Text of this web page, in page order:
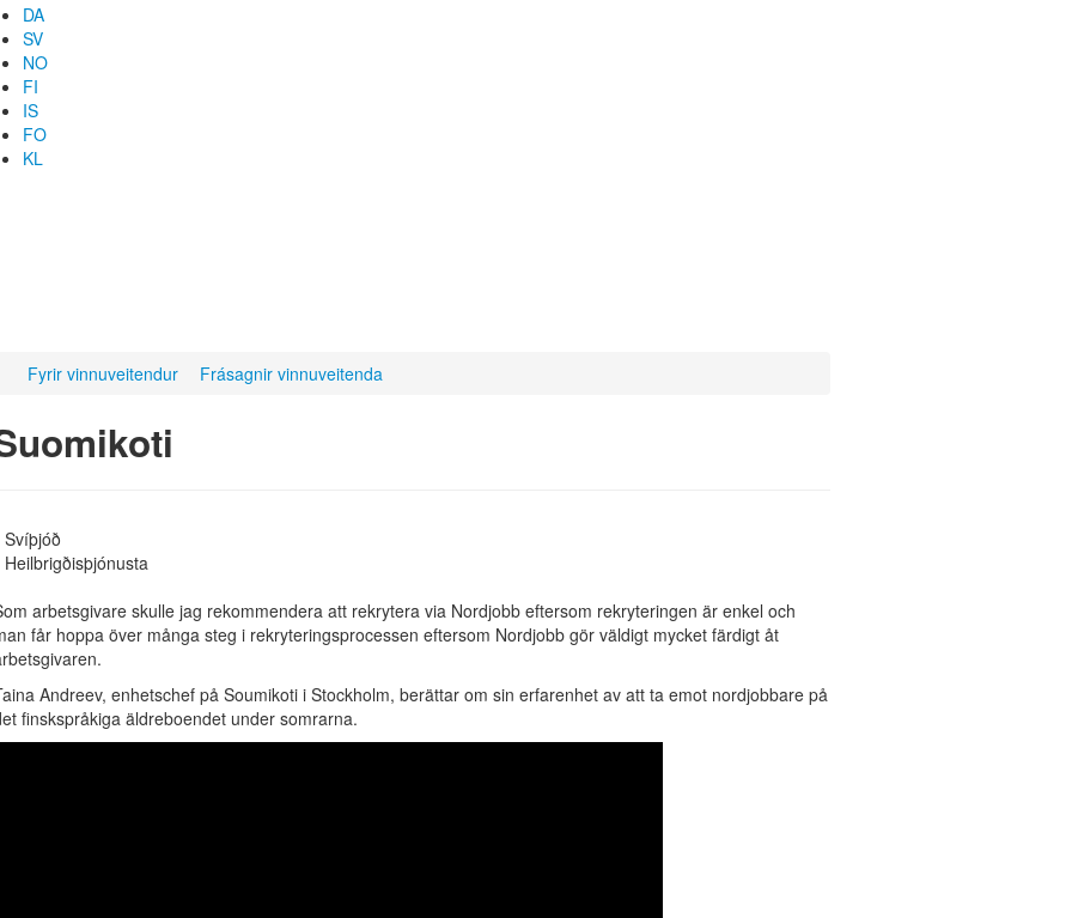
DA
SV
NO
FI
IS
FO
KL
Fyrir vinnuveitendur Frásagnir vinnuveitenda
Svíþjóð
Heilbrigðisþjónusta
arbetsgivare skulle jag rekommendera att rekrytera via Nordjobb eftersom rekryteringen är enkel och
får hoppa över många steg i rekryteringsprocessen eftersom Nordjobb gör väldigt mycket färdigt åt
Andreev, enhetschef på Soumikoti i Stockholm, berättar om sin erfarenhet av att ta emot nordjobbare på
finskspråkiga äldreboendet under somrarna.